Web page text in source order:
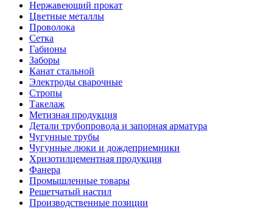
Нержавеющий прокат
Цветные металлы
Проволока
Сетка
Габионы
Заборы
Канат стальной
Электроды сварочные
Стропы
Такелаж
Метизная продукция
Детали трубопровода и запорная арматура
Чугунные трубы
Чугунные люки и дождеприемники
Хризотилцементная продукция
Фанера
Промышленные товары
Решетчатый настил
Производственные позиции